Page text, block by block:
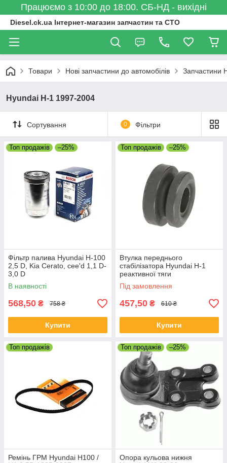
Працюємо з 10:00 до 18:00. СБ-НД - вихідні
Diesel.ck.ua Інтернет-магазин запчастин та СТО
Товари Нові запчастини до автомобілів Запчастини
Hyundai H-1 1997-2004
Сортування 0 Фільтри
Топ продажів –25%
Фільтр палива Hyundai H-100
2,5 D, Kia Cerato, cee'd 1,1 D-
3,0 D
В наявності
568,50 ₴ 758 ₴
Купити
Топ продажів –25%
Втулка переднього
стабілізатора Hyundai H-1
реактивної тяги
Під замовлення
457,50 ₴ 610 ₴
Купити
Топ продажів
Ремінь ГРМ Hyundai H100 /
Топ продажів –25%
Опора кульова нижня